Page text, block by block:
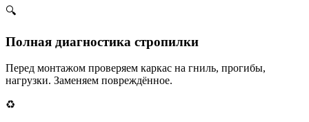
🔍
Полная диагностика стропилки
Перед монтажом проверяем каркас на гниль, прогибы,
нагрузки. Заменяем повреждённое.
♻️